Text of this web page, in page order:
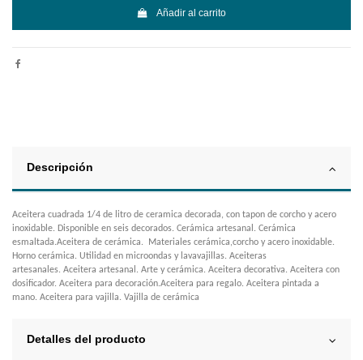
Añadir al carrito
Descripción
Aceitera cuadrada 1/4 de litro de ceramica decorada, con tapon de corcho y acero
inoxidable. Disponible en seis decorados. Cerámica artesanal. Cerámica
esmaltada.Aceitera de cerámica. Materiales cerámica,corcho y acero inoxidable.
Horno cerámica. Utilidad en microondas y lavavajillas. Aceiteras
artesanales. Aceitera artesanal. Arte y cerámica. Aceitera decorativa. Aceitera con
dosificador. Aceitera para decoración.Aceitera para regalo. Aceitera pintada a
mano. Aceitera para vajilla. Vajilla de cerámica
Detalles del producto